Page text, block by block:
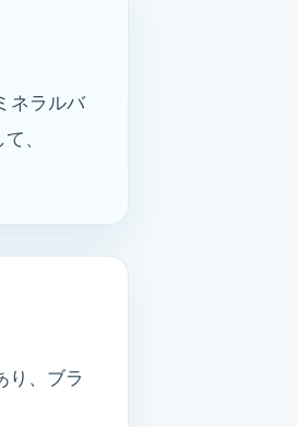
ネラルバ
、
り、ブラ